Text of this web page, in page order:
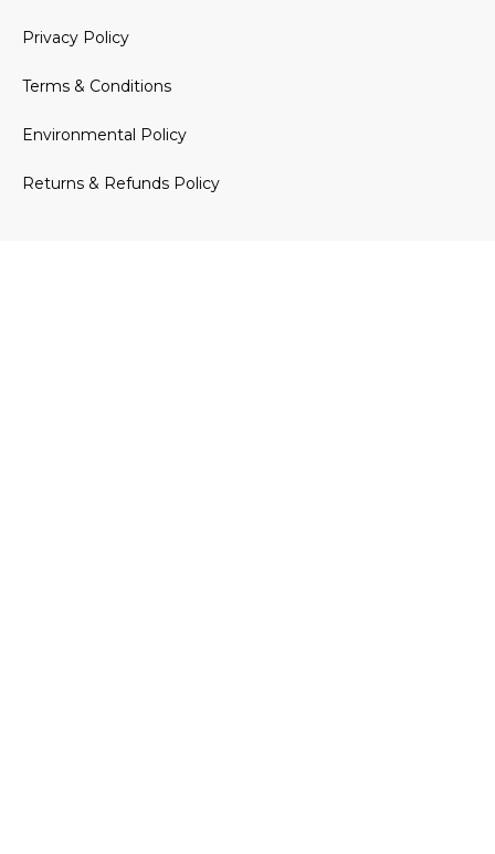
Privacy Policy
Terms & Conditions
Environmental Policy
Returns & Refunds Policy